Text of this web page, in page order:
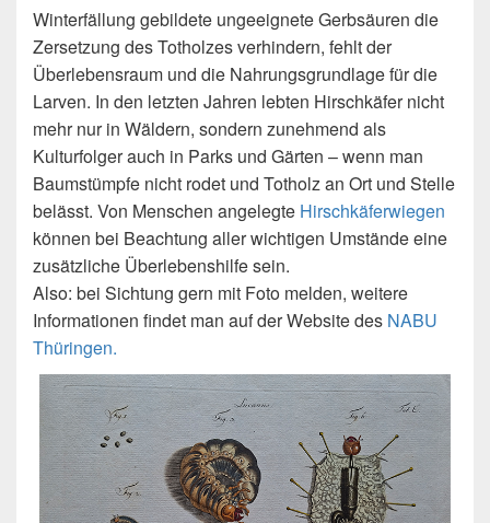
Winterfällung gebildete ungeeignete Gerbsäuren die
Zersetzung des Totholzes verhindern, fehlt der
Überlebensraum und die Nahrungsgrundlage für die
Larven. In den letzten Jahren lebten Hirschkäfer nicht
mehr nur in Wäldern, sondern zunehmend als
Kulturfolger auch in Parks und Gärten – wenn man
Baumstümpfe nicht rodet und Totholz an Ort und Stelle
belässt. Von Menschen angelegte Hirschkäferwiegen
können bei Beachtung aller wichtigen Umstände eine
zusätzliche Überlebenshilfe sein.
Also: bei Sichtung gern mit Foto melden, weitere
Informationen findet man auf der Website des NABU
Thüringen.